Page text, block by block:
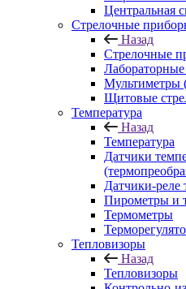
Центральная
Стрелочные
Назад
Стрелочные
Мультиметры
Щитовые
Температура
Назад
Температура
Датчики
Датчики-реле
Пирометры и
Термометры
Тепловизоры
Назад
Тепловизоры